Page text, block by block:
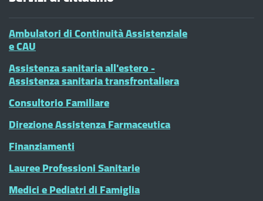
Ambulatori di Continuità Assistenziale
e CAU
Assistenza sanitaria all'estero -
Assistenza sanitaria transfrontaliera
Consultorio Familiare
Direzione Assistenza Farmaceutica
Finanziamenti
Lauree Professioni Sanitarie
Medici e Pediatri di Famiglia